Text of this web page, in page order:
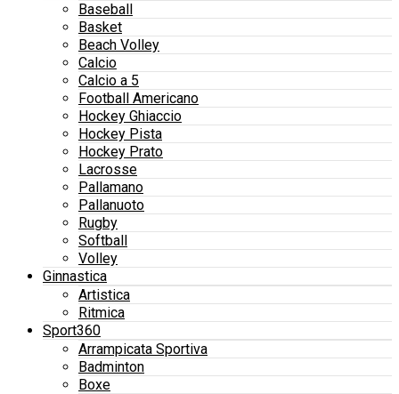
Baseball
Basket
Beach Volley
Calcio
Calcio a 5
Football Americano
Hockey Ghiaccio
Hockey Pista
Hockey Prato
Lacrosse
Pallamano
Pallanuoto
Rugby
Softball
Volley
Ginnastica
Artistica
Ritmica
Sport360
Arrampicata Sportiva
Badminton
Boxe